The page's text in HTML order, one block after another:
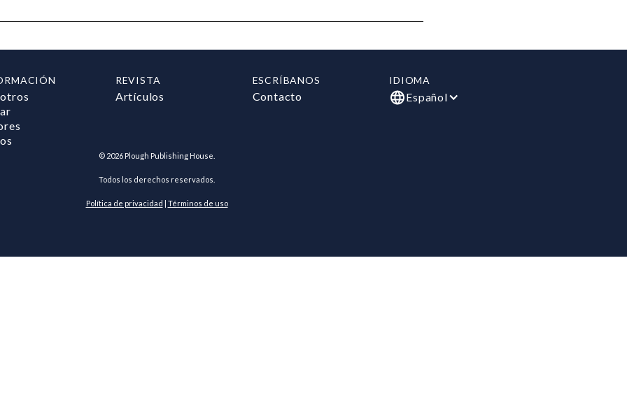
REVISTA
Artículos
ESCRÍBANOS
Contacto
IDIOMA
Español
© 2026 Plough Publishing House.
Todos los derechos reservados.
Política de privacidad | Términos de uso